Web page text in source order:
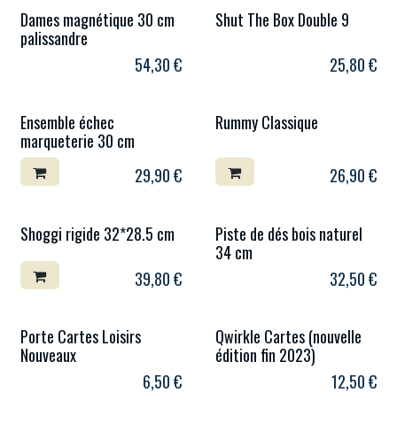
Dames magnétique 30 cm
palissandre
54,30€
Shut The Box Double 9
25,80€
Ensemble échec
marqueterie 30 cm
29,90€
Rummy Classique
26,90€
Shoggi rigide 32*28.5 cm
39,80€
Piste de dés bois naturel
34 cm
32,50€
Porte Cartes Loisirs
Nouveaux
6,50€
Qwirkle Cartes (nouvelle
édition fin 2023)
12,50€